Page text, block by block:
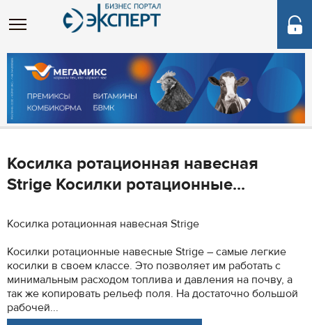
Косилка ротационная навесная
Strige Косилки ротационные...
Косилка ротационная навесная Strige
Косилки ротационные навесные Strige – самые легкие
косилки в своем классе. Это позволяет им работать с
минимальным расходом топлива и давления на почву, а
так же копировать рельеф поля. На достаточно большой
рабочей...